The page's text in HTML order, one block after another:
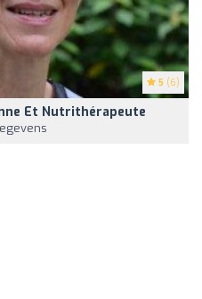
5 (6)
Et Nutrithérapeute